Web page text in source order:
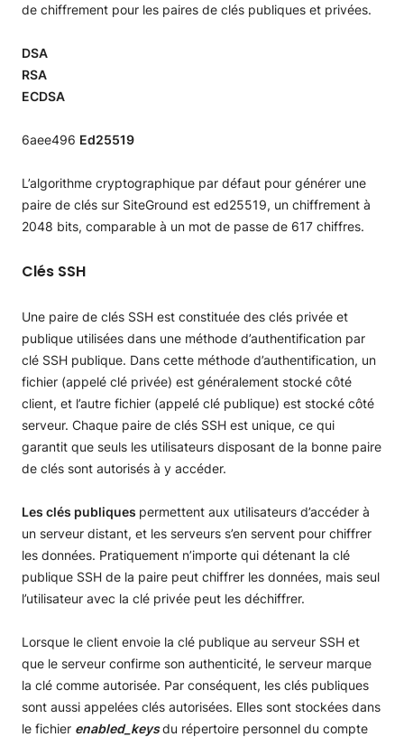
de chiffrement pour les paires de clés publiques et privées.
DSA
RSA
ECDSA
6aee496 Ed25519
L’algorithme cryptographique par défaut pour générer une
paire de clés sur SiteGround est ed25519, un chiffrement à
2048 bits, comparable à un mot de passe de 617 chiffres.
Clés SSH
Une paire de clés SSH est constituée des clés privée et
publique utilisées dans une méthode d’authentification par
clé SSH publique. Dans cette méthode d’authentification, un
fichier (appelé clé privée) est généralement stocké côté
client, et l’autre fichier (appelé clé publique) est stocké côté
serveur. Chaque paire de clés SSH est unique, ce qui
garantit que seuls les utilisateurs disposant de la bonne paire
de clés sont autorisés à y accéder.
Les clés publiques permettent aux utilisateurs d’accéder à
un serveur distant, et les serveurs s’en servent pour chiffrer
les données. Pratiquement n’importe qui détenant la clé
publique SSH de la paire peut chiffrer les données, mais seul
l’utilisateur avec la clé privée peut les déchiffrer.
Lorsque le client envoie la clé publique au serveur SSH et
que le serveur confirme son authenticité, le serveur marque
la clé comme autorisée. Par conséquent, les clés publiques
sont aussi appelées clés autorisées. Elles sont stockées dans
le fichier enabled_keysdu répertoire personnel du compte